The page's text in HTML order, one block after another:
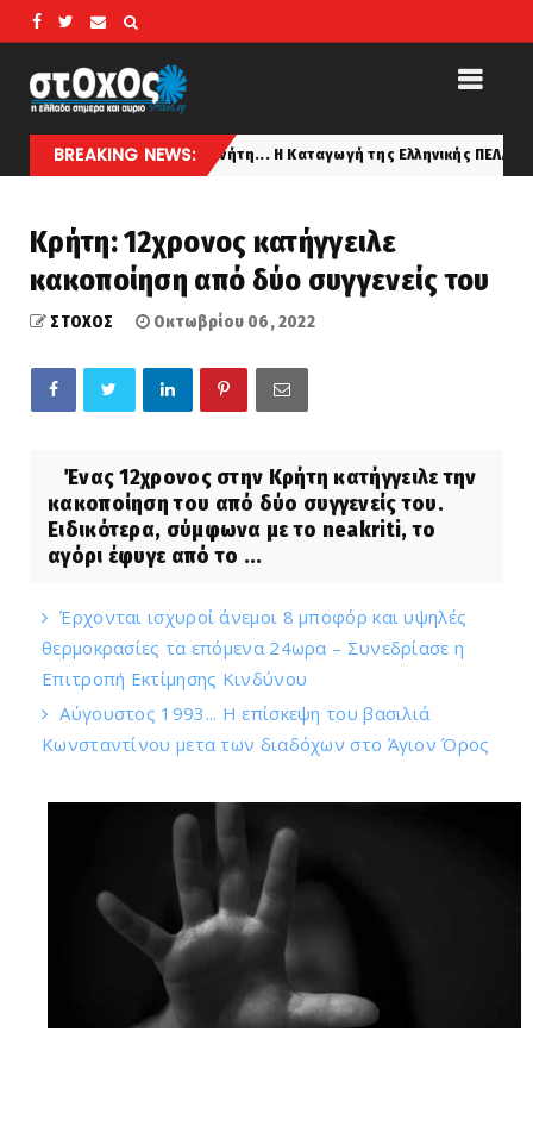
BREAKING NEWS:
κι από τον πλανήτη... Η Καταγωγή της Ελληνικής ΠΕΛΑΣΓΙΚΗΣ Φυλής
Κρήτη: 12χρονος κατήγγειλε
κακοποίηση από δύο συγγενείς του
ΣΤΟΧΟΣ Οκτωβρίου 06, 2022
Ένας 12χρονος στην Κρήτη κατήγγειλε την
κακοποίηση του από δύο συγγενείς του.
Ειδικότερα, σύμφωνα με το neakriti, το
αγόρι έφυγε από το ...
Έρχονται ισχυροί άνεμοι 8 μποφόρ και υψηλές
θερμοκρασίες τα επόμενα 24ωρα – Συνεδρίασε η
Επιτροπή Εκτίμησης Κινδύνου
Αύγουστος 1993... Η επίσκεψη του βασιλιά
Κωνσταντίνου μετα των διαδόχων στο Άγιον Όρος